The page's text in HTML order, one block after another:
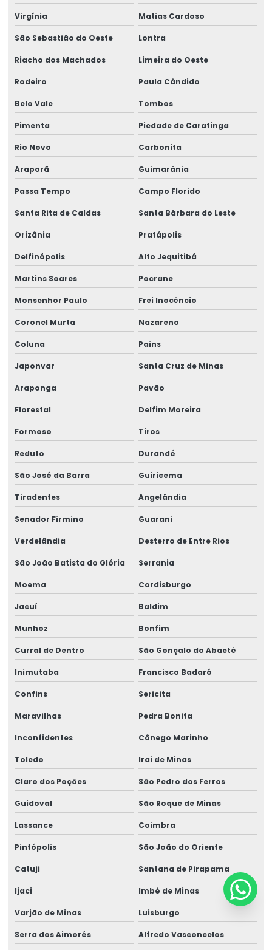
Virgínia Matias Cardoso
São Sebastião do Oeste Lontra
Riacho dos Machados Limeira do Oeste
Rodeiro Paula Cândido
Belo Vale Tombos
Pimenta Piedade de Caratinga
Rio Novo Carbonita
Araporã Guimarânia
Passa Tempo Campo Florido
Santa Rita de Caldas Santa Bárbara do Leste
Orizânia Pratápolis
Delfinópolis Alto Jequitibá
Martins Soares Pocrane
Monsenhor Paulo Frei Inocêncio
Coronel Murta Nazareno
Coluna Pains
Japonvar Santa Cruz de Minas
Araponga Pavão
Florestal Delfim Moreira
Formoso Tiros
Reduto Durandé
São José da Barra Guiricema
Tiradentes Angelândia
Senador Firmino Guarani
Verdelândia Desterro de Entre Rios
São João Batista do Glória Serrania
Moema Cordisburgo
Jacuí Baldim
Munhoz Bonfim
Curral de Dentro São Gonçalo do Abaeté
Inimutaba Francisco Badaró
Confins Sericita
Maravilhas Pedra Bonita
Inconfidentes Cônego Marinho
Toledo Iraí de Minas
Claro dos Poções São Pedro dos Ferros
Guidoval São Roque de Minas
Lassance Coimbra
Pintópolis São João do Oriente
Catuji Santana de Pirapama
Ijaci Imbé de Minas
Varjão de Minas Luisburgo
Serra dos Aimorés Alfredo Vasconcelos